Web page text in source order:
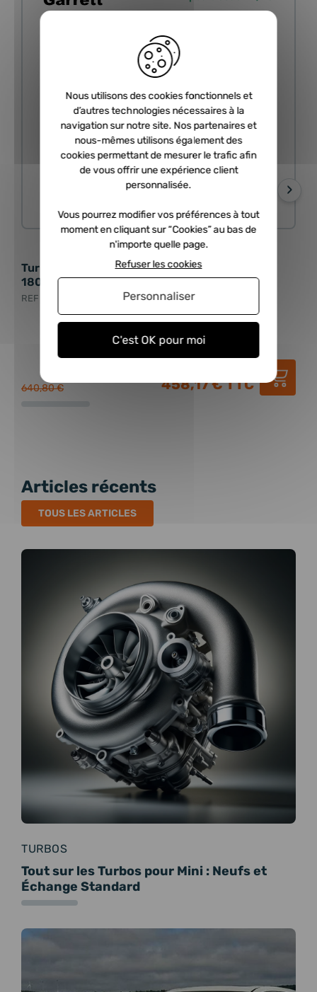
›
ECHANGE STANDARD
Turbo échange standard GARRETT - 2.7 TDI
180cv, 2.7 TDI V6 163cv, 177cv
REF : RCD-769701-0003
640,80 € 458,17 €TTC
Articles récents
TOUS LES ARTICLES
TURBOS
Tout sur les Turbos pour Mini : Neufs et
Échange Standard
Nous utilisons des cookies fonctionnels et
d’autres technologies nécessaires à la
navigation sur notre site. Nos partenaires et
nous-mêmes utilisons également des
cookies permettant de mesurer le trafic afin
de vous offrir une expérience client
personnalisée.
Vous pourrez modifier vos préférences à tout
moment en cliquant sur “Cookies” au bas de
n'importe quelle page.
C'est OK pour moi
Refuser les cookies
Personnaliser